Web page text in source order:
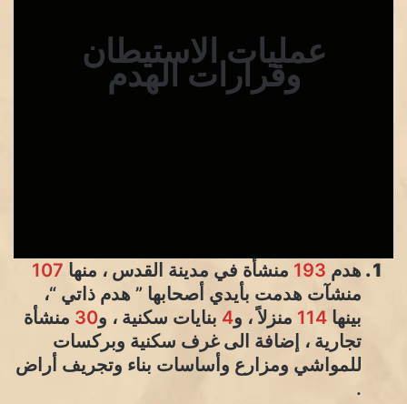
عمليات الاستيطان
وقرارات الهدم
هدم 193 منشأة في مدينة القدس ، منها 107
منشآت هدمت بأيدي أصحابها ” هدم ذاتي “،
بينها 114 منزلاً ، و4 بنايات سكنية ، و30 منشأة
تجارية ، إضافة الى غرف سكنية وبركسات
للمواشي ومزارع وأساسات بناء وتجريف أراض
.